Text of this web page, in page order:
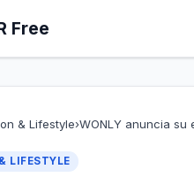
Free
& Lifestyle›WONLY anuncia
LIFESTYLE